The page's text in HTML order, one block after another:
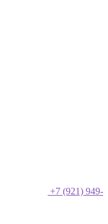
+7 (921) 949-